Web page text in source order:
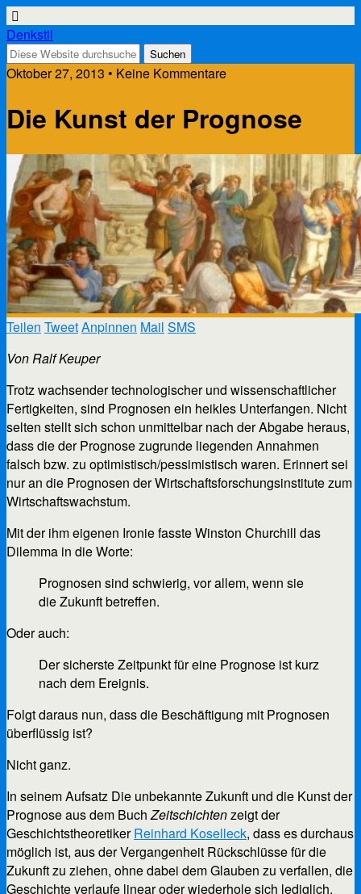
Denkstil
Oktober 27, 2013 • Keine Kommentare
Die Kunst der Prognose
Teilen TweetAnpinnen Mail SMS
Von Ralf Keuper
Trotz wachsender technologischer und wissenschaftlicher
Fertigkeiten, sind Prognosen ein heikles Unterfangen. Nicht
selten stellt sich schon unmittelbar nach der Abgabe heraus,
dass die der Prognose zugrunde liegenden Annahmen
falsch bzw. zu optimistisch/pessimistisch waren. Erinnert sei
nur an die Prognosen der Wirtschaftsforschungsinstitute zum
Wirtschaftswachstum.
Mit der ihm eigenen Ironie fasste Winston Churchill das
Dilemma in die Worte:
Prognosen sind schwierig, vor allem, wenn sie
die Zukunft betreffen.
Oder auch:
Der sicherste Zeitpunkt für eine Prognose ist kurz
nach dem Ereignis.
Folgt daraus nun, dass die Beschäftigung mit Prognosen
überflüssig ist?
Nicht ganz.
In seinem Aufsatz Die unbekannte Zukunft und die Kunst der
Prognose aus dem BuchZeitschichtenzeigt der
GeschichtstheoretikerReinhard Koselleck, dass es durchaus
möglich ist, aus der Vergangenheit Rückschlüsse für die
Zukunft zu ziehen, ohne dabei dem Glauben zu verfallen, die
Geschichte verlaufe linear oder wiederhole sich lediglich.